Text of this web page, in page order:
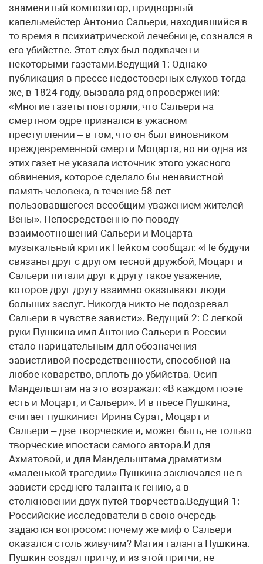
знаменитый композитор, придворный
капельмейстер Антонио Сальери, находившийся в
то время в психиатрической лечебнице, сознался в
его убийстве. Этот слух был подхвачен и
некоторыми газетами.Ведущий 1: Однако
публикация в прессе недостоверных слухов тогда
же, в 1824 году, вызвала ряд опровержений:
«Многие газеты повторяли, что Сальери на
смертном одре признался в ужасном
преступлении – в том, что он был виновником
преждевременной смерти Моцарта, но ни одна из
этих газет не указала источник этого ужасного
обвинения, которое сделало бы ненавистной
память человека, в течение 58 лет
пользовавшегося всеобщим уважением жителей
Вены». Непосредственно по поводу
взаимоотношений Сальери и Моцарта
музыкальный критик Нейком сообщал: «Не будучи
связаны друг с другом тесной дружбой, Моцарт и
Сальери питали друг к другу такое уважение,
которое друг другу взаимно оказывают люди
больших заслуг. Никогда никто не подозревал
Сальери в чувстве зависти». Ведущий 2: С легкой
руки Пушкина имя Антонио Сальери в России
стало нарицательным для обозначения
завистливой посредственности, способной на
любое коварство, вплоть до убийства. Осип
Мандельштам на это возражал: «В каждом поэте
есть и Моцарт, и Сальери». И в пьесе Пушкина,
считает пушкинист Ирина Сурат, Моцарт и
Сальери – две творческие и, может быть, не только
творческие ипостаси самого автора.И для
Ахматовой, и для Мандельштама драматизм
«маленькой трагедии» Пушкина заключался не в
зависти среднего таланта к гению, а в
столкновении двух путей творчества.Ведущий 1:
Российские исследователи в свою очередь
задаются вопросом: почему же миф о Сальери
оказался столь живучим? Магия таланта Пушкина.
Пушкин создал притчу, и из этой притчи, не